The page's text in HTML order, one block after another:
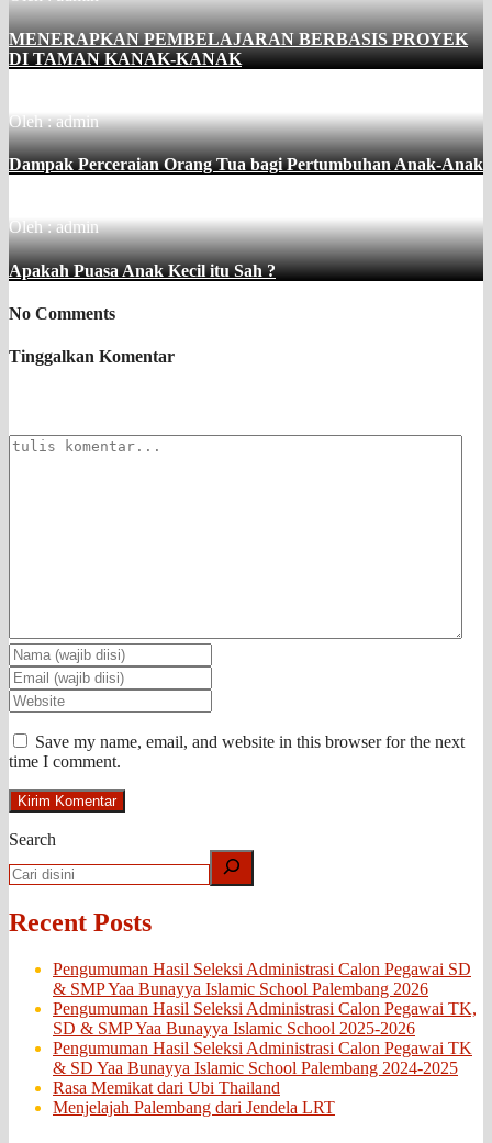
MENERAPKAN PEMBELAJARAN BERBASIS PROYEK
DI TAMAN KANAK-KANAK
Oleh : admin
Dampak Perceraian Orang Tua bagi Pertumbuhan Anak-Anak
Oleh : admin
Apakah Puasa Anak Kecil itu Sah ?
No Comments
Tinggalkan Komentar
Save my name, email, and website in this browser for the next
time I comment.
Search
Recent Posts
Pengumuman Hasil Seleksi Administrasi Calon Pegawai SD
& SMP Yaa Bunayya Islamic School Palembang 2026
Pengumuman Hasil Seleksi Administrasi Calon Pegawai TK,
SD & SMP Yaa Bunayya Islamic School 2025-2026
Pengumuman Hasil Seleksi Administrasi Calon Pegawai TK
& SD Yaa Bunayya Islamic School Palembang 2024-2025
Rasa Memikat dari Ubi Thailand
Menjelajah Palembang dari Jendela LRT